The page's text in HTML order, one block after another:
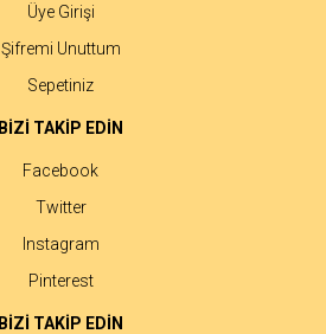
Üye Girişi
Şifremi Unuttum
Sepetiniz
BİZİ TAKİP EDİN
Facebook
Twitter
Instagram
Pinterest
BİZİ TAKİP EDİN